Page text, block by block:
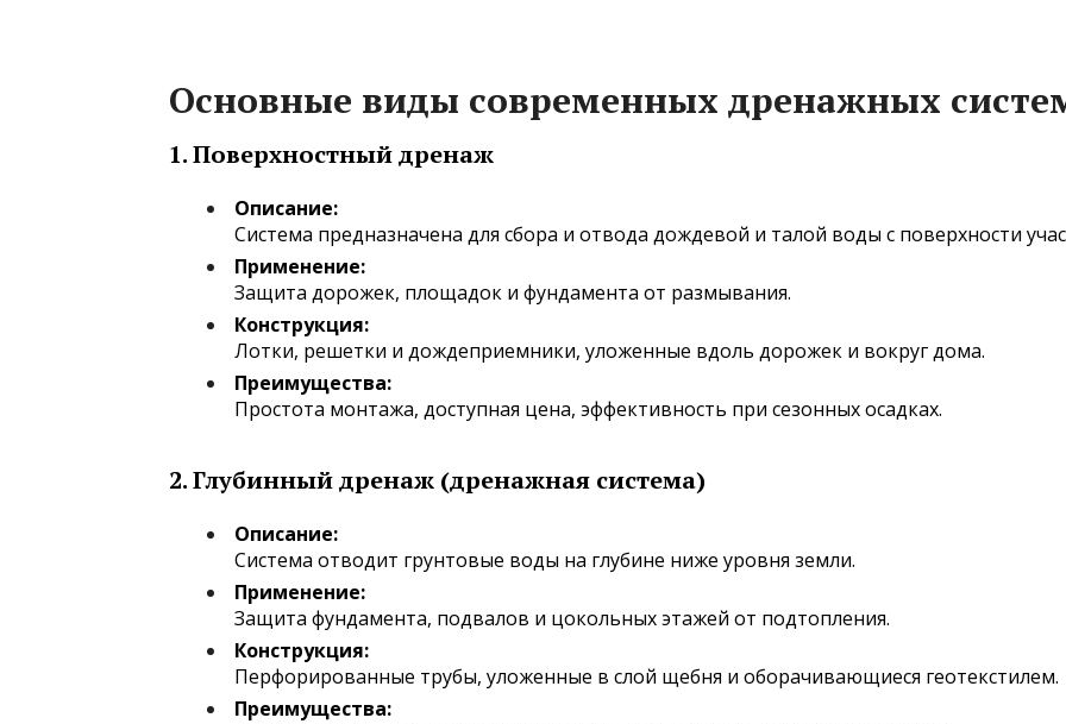
Основные виды современных дренажных
1.Поверхностный дренаж
Описание:
Система предназначена для сбора и отвода дождевой и талой воды с поверхности
Применение:
Защита дорожек, площадок и фундамента от размывания.
Конструкция:
Лотки, решетки и дождеприемники, уложенные вдоль дорожек и вокруг дома.
Преимущества:
Простота монтажа, доступная цена, эффективность при сезонных осадках.
2.Глубинный дренаж (дренажная система)
Описание:
Система отводит грунтовые воды на глубине ниже уровня земли.
Применение:
Защита фундамента, подвалов и цокольных этажей от подтопления.
Конструкция:
Перфорированные трубы, уложенные в слой щебня и оборачивающиеся геотекстилем.
Преимущества: